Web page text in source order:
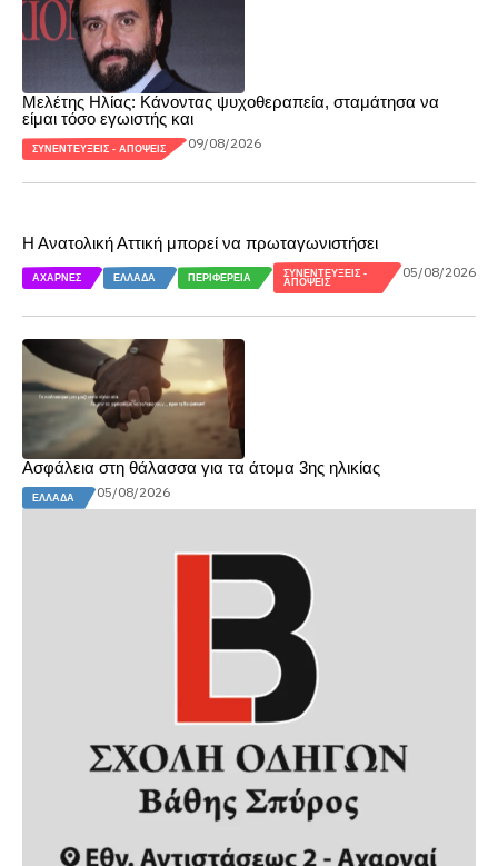
Μελέτης Ηλίας: Κάνοντας ψυχοθεραπεία, σταμάτησα να
είμαι τόσο εγωιστής και
ΣΥΝΕΝΤΕΎΞΕΙΣ - ΑΠΌΨΕΙΣ 09/08/2026
Η Ανατολική Αττική μπορεί να πρωταγωνιστήσει
ΑΧΑΡΝΈΣ ΕΛΛΆΔΑ ΠΕΡΙΦΈΡΕΙΑ
ΣΥΝΕΝΤΕΎΞΕΙΣ -
ΑΠΌΨΕΙΣ
05/08/2026
Ασφάλεια στη θάλασσα για τα άτομα 3ης ηλικίας
ΕΛΛΆΔΑ 05/08/2026